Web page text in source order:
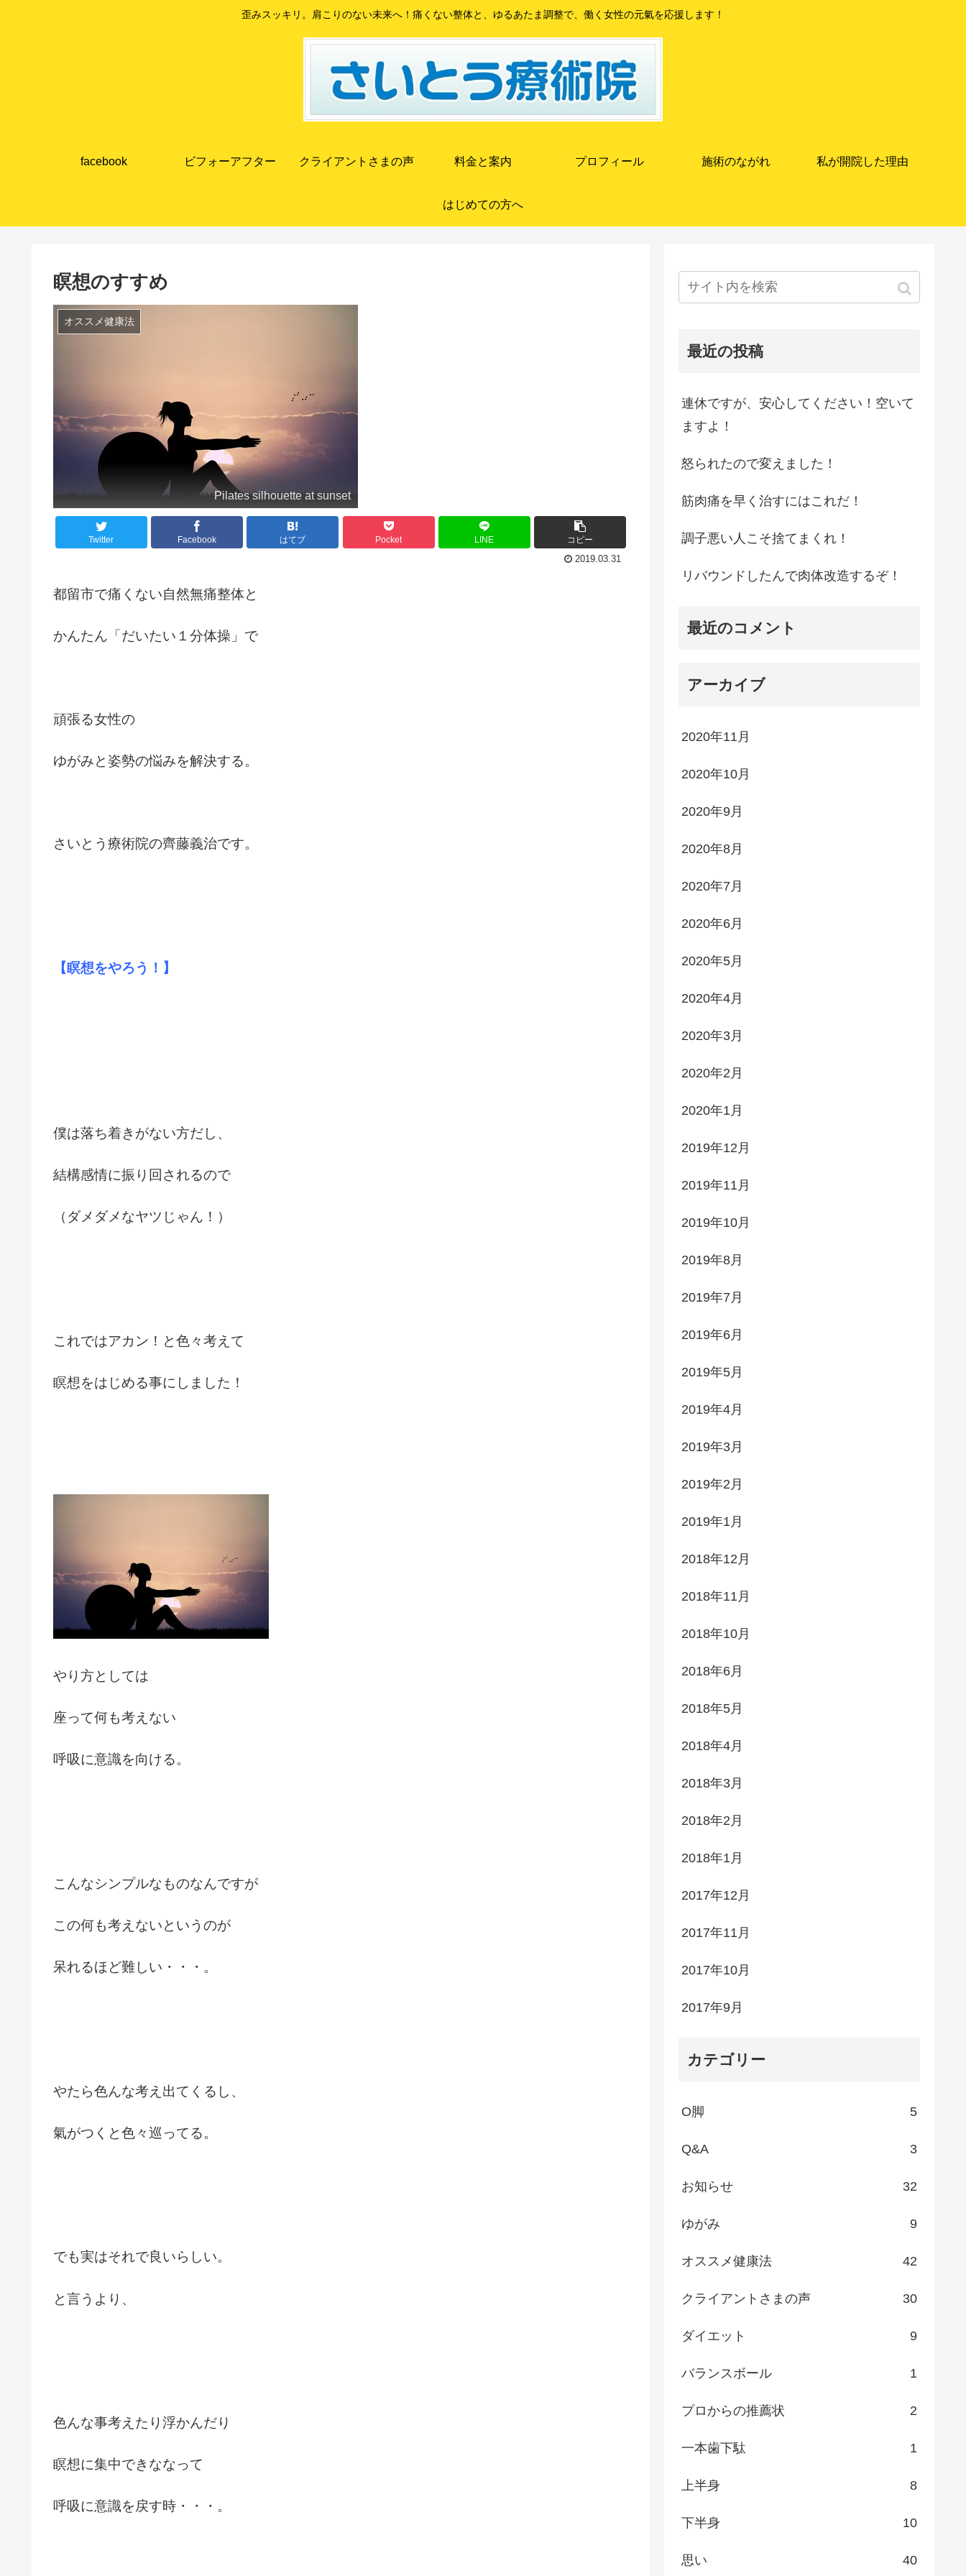
歪みスッキリ。肩こりのない未来へ！痛くない整体と、ゆるあたま調整で、働く女性の元氣を応援します！
facebook ビフォーアフター クライアントさまの声 料金と案内 プロフィール 施術のながれ 私が開院した理由
はじめての方へ
瞑想のすすめ
オススメ健康法
Pilates silhouette at sunset
Twitter Facebook はてブ Pocket LINE
コピー
2019.03.31
都留市で痛くない自然無痛整体と
かんたん「だいたい１分体操」で
頑張る女性の
ゆがみと姿勢の悩みを解決する。
さいとう療術院の齊藤義治です。
【瞑想をやろう！】
僕は落ち着きがない方だし、
結構感情に振り回されるので
（ダメダメなヤツじゃん！）
これではアカン！と色々考えて
瞑想をはじめる事にしました！
やり方としては
座って何も考えない
呼吸に意識を向ける。
こんなシンプルなものなんですが
この何も考えないというのが
呆れるほど難しい・・・。
やたら色んな考え出てくるし、
氣がつくと色々巡ってる。
でも実はそれで良いらしい。
と言うより、
色んな事考えたり浮かんだり
瞑想に集中できななって
呼吸に意識を戻す時・・・。
最近の投稿
連休ですが、安心してください！空いて
ますよ！
怒られたので変えました！
筋肉痛を早く治すにはこれだ！
調子悪い人こそ捨てまくれ！
リバウンドしたんで肉体改造するぞ！
最近のコメント
アーカイブ
2020年11月
2020年10月
2020年9月
2020年8月
2020年7月
2020年6月
2020年5月
2020年4月
2020年3月
2020年2月
2020年1月
2019年12月
2019年11月
2019年10月
2019年8月
2019年7月
2019年6月
2019年5月
2019年4月
2019年3月
2019年2月
2019年1月
2018年12月
2018年11月
2018年10月
2018年6月
2018年5月
2018年4月
2018年3月
2018年2月
2018年1月
2017年12月
2017年11月
2017年10月
2017年9月
カテゴリー
O脚 5
Q&A 3
お知らせ 32
ゆがみ 9
オススメ健康法 42
クライアントさまの声 30
ダイエット 9
バランスボール 1
プロからの推薦状 2
一本歯下駄 1
上半身 8
下半身 10
思い 40